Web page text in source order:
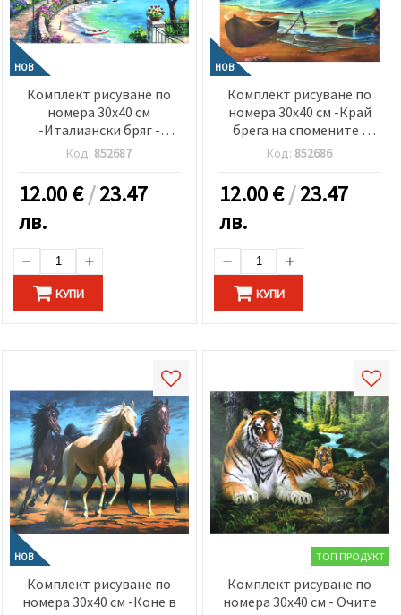
НОВ
Комплект рисуване по
номера 30x40 см
-Италиански бряг -
KTL1926
Код: 852687
12.00€/23.47
лв.
КУПИ
НОВ
Комплект рисуване по
номера 30x40 см -Край
брега на спомените -
KTL1721
Код: 852686
12.00€/23.47
лв.
КУПИ
НОВ
Комплект рисуване по
номера 30x40 см -Коне в
ТОП ПРОДУКТ
Комплект рисуване по
номера 30x40 см - Очите